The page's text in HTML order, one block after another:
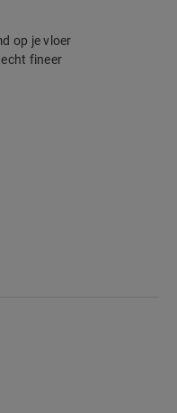
op je vloer
fineer